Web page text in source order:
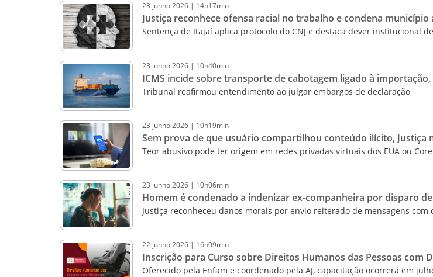
23 junho2026 | 14h17min
Justiça reconhece ofensa racial no trabalho e condena
Sentença de Itajaí aplica protocolo do CNJ e destaca dever institucional
23 junho2026 | 10h40min
ICMS incide sobre transporte de cabotagem ligado à importação,
Tribunal reafirmou entendimento ao julgar embargos de declaração
23 junho2026 | 10h19min
Sem prova de que usuário compartilhou conteúdo ilícito, Justiça
Teor abusivo pode ter origem em redes privadas virtuais dos EUA ou
23 junho2026 | 10h06min
Homem é condenado a indenizar ex-companheira por disparo
Justiça reconheceu danos morais por envio reiterado de mensagens
22 junho2026 | 16h09min
Inscrição para Curso sobre Direitos Humanos das Pessoas com
Oferecido pela Enfam e coordenado pela AJ, capacitação ocorrerá em